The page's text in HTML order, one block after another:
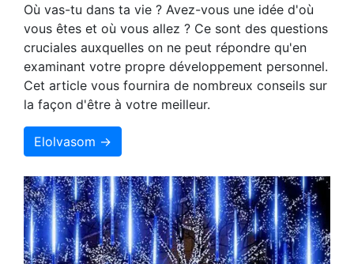
Où vas-tu dans ta vie ? Avez-vous une idée d'où
vous êtes et où vous allez ? Ce sont des questions
cruciales auxquelles on ne peut répondre qu'en
examinant votre propre développement personnel.
Cet article vous fournira de nombreux conseils sur
la façon d'être à votre meilleur.
Elolvasom →